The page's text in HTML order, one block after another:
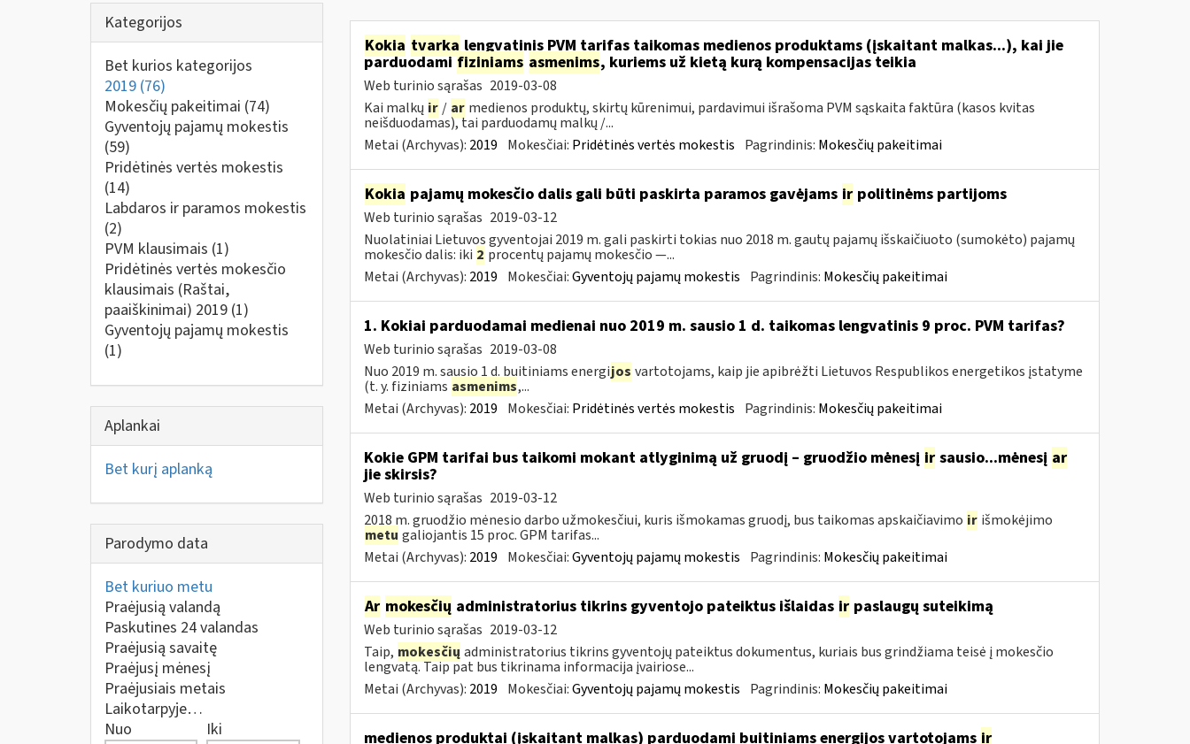
Kategorijos
Bet kurios kategorijos
2019 (76)
Mokesčių pakeitimai (74)
Gyventojų pajamų mokestis
(59)
Pridėtinės vertės mokestis
(14)
Labdaros ir paramos mokestis
(2)
PVM klausimais (1)
Pridėtinės vertės mokesčio
klausimais (Raštai,
paaiškinimai) 2019 (1)
Gyventojų pajamų mokestis
(1)
Aplankai
Bet kurį aplanką
Parodymo data
Bet kuriuo metu
Praėjusią valandą
Paskutines 24 valandas
Praėjusią savaitę
Praėjusį mėnesį
Praėjusiais metais
Laikotarpyje…
Nuo
Iki
Kokia tvarkalengvatinis PVM tarifas taikomas medienos produktams (įskaitant malkas...), kai jie
parduodamifiziniams asmenims, kuriems už kietą kurą kompensacijas teikia
Web turinio sąrašas 2019-03-08
Kai malkų ir / ar medienos produktų, skirtų kūrenimui, pardavimui išrašoma PVM sąskaita faktūra (kasos kvitas
neišduodamas), tai parduodamų malkų /...
Metai (Archyvas): 2019 Mokesčiai: Pridėtinės vertės mokestis Pagrindinis: Mokesčių pakeitimai
Kokia pajamų mokesčio dalis gali būti paskirta paramos gavėjams irpolitinėms partijoms
Web turinio sąrašas 2019-03-12
Nuolatiniai Lietuvos gyventojai 2019 m. gali paskirti tokias nuo 2018 m. gautų pajamų išskaičiuoto (sumokėto) pajamų
mokesčio dalis: iki 2 procentų pajamų mokesčio —...
Metai (Archyvas): 2019 Mokesčiai:Gyventojų pajamų mokestis Pagrindinis: Mokesčių pakeitimai
1. Kokiai parduodamai medienai nuo 2019 m. sausio 1 d. taikomas lengvatinis 9 proc. PVM tarifas?
Web turinio sąrašas 2019-03-08
Nuo 2019 m. sausio 1 d. buitiniams energijos vartotojams, kaip jie apibrėžti Lietuvos Respublikos energetikos įstatyme
(t. y. fiziniams asmenims,...
Metai (Archyvas): 2019 Mokesčiai: Pridėtinės vertės mokestis Pagrindinis: Mokesčių pakeitimai
Kokie GPM tarifai bus taikomi mokant atlyginimą už gruodį – gruodžio mėnesį irsausio...mėnesį ar
jie skirsis?
Web turinio sąrašas 2019-03-12
2018 m. gruodžio mėnesio darbo užmokesčiui, kuris išmokamas gruodį, bus taikomas apskaičiavimo ir išmokėjimo
metu galiojantis 15 proc. GPM tarifas...
Metai (Archyvas): 2019 Mokesčiai:Gyventojų pajamų mokestis Pagrindinis: Mokesčių pakeitimai
Ar mokesčių administratorius tikrins gyventojo pateiktus išlaidas irpaslaugų suteikimą
Web turinio sąrašas 2019-03-12
Taip, mokesčių administratorius tikrins gyventojų pateiktus dokumentus, kuriais bus grindžiama teisė į mokesčio
lengvatą. Taip pat bus tikrinama informacija įvairiose...
Metai (Archyvas): 2019 Mokesčiai:Gyventojų pajamų mokestis Pagrindinis: Mokesčių pakeitimai
medienos produktai (įskaitant malkas) parduodami buitiniams energijos vartotojams ir